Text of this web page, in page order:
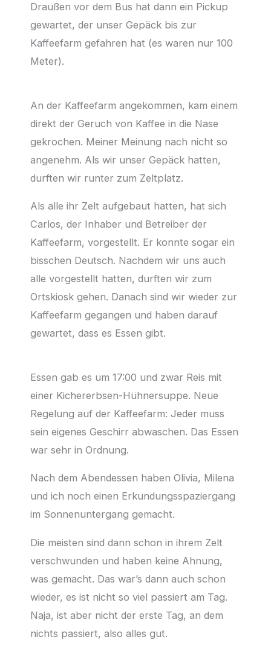
Draußen vor dem Bus hat dann ein Pickup
gewartet, der unser Gepäck bis zur
Kaffeefarm gefahren hat (es waren nur 100
Meter).
An der Kaffeefarm angekommen, kam einem
direkt der Geruch von Kaffee in die Nase
gekrochen. Meiner Meinung nach nicht so
angenehm. Als wir unser Gepäck hatten,
durften wir runter zum Zeltplatz.
Als alle ihr Zelt aufgebaut hatten, hat sich
Carlos, der Inhaber und Betreiber der
Kaffeefarm, vorgestellt. Er konnte sogar ein
bisschen Deutsch. Nachdem wir uns auch
alle vorgestellt hatten, durften wir zum
Ortskiosk gehen. Danach sind wir wieder zur
Kaffeefarm gegangen und haben darauf
gewartet, dass es Essen gibt.
Essen gab es um 17:00 und zwar Reis mit
einer Kichererbsen-Hühnersuppe. Neue
Regelung auf der Kaffeefarm: Jeder muss
sein eigenes Geschirr abwaschen. Das Essen
war sehr in Ordnung.
Nach dem Abendessen haben Olivia, Milena
und ich noch einen Erkundungsspaziergang
im Sonnenuntergang gemacht.
Die meisten sind dann schon in ihrem Zelt
verschwunden und haben keine Ahnung,
was gemacht. Das war’s dann auch schon
wieder, es ist nicht so viel passiert am Tag.
Naja, ist aber nicht der erste Tag, an dem
nichts passiert, also alles gut.